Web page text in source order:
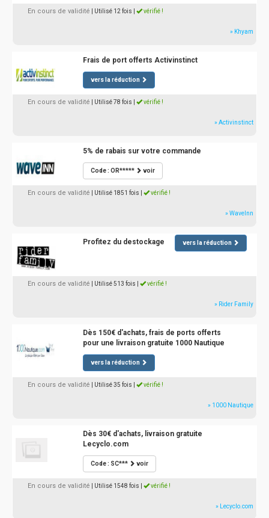
En cours de validité | Utilisé 12 fois vérifié !
» Khyam
Frais de port offerts Activinstinct
vers la réduction
En cours de validité | Utilisé 78 fois vérifié !
» Activinstinct
5% de rabais sur votre commande
Code : OR***** voir
En cours de validité | Utilisé 1851 fois vérifié !
» WaveInn
Profitez du destockage vers la réduction
En cours de validité | Utilisé 513 fois vérifié !
» Rider Family
Dès 150€ d'achats, frais de ports offerts
pour une livraison gratuite 1000 Nautique
vers la réduction
En cours de validité | Utilisé 35 fois vérifié !
» 1000 Nautique
Dès 30€ d'achats, livraison gratuite
Lecyclo.com
Code : SC*** voir
En cours de validité | Utilisé 1548 fois vérifié !
» Lecyclo.com